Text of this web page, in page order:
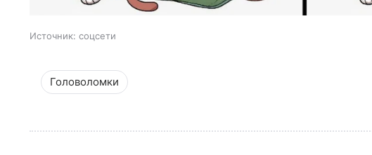
Источник: соцсети
Головоломки